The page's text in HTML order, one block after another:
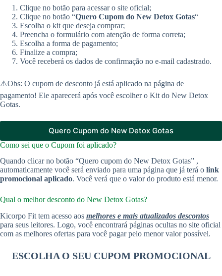
Clique no botão para acessar o site oficial;
Clique no botão “Quero Cupom do New Detox Gotas“
Escolha o kit que deseja comprar;
Preencha o formulário com atenção de forma correta;
Escolha a forma de pagamento;
Finalize a compra;
Você receberá os dados de confirmação no e-mail cadastrado.
⚠️Obs: O cupom de desconto já está aplicado na página de
pagamento! Ele aparecerá após você escolher o Kit do New Detox
Gotas.
Quero Cupom do New Detox Gotas
Como sei que o Cupom foi aplicado?
Quando clicar no botão “Quero cupom do New Detox Gotas” ,
automaticamente você será enviado para uma página que já terá o link
promocional aplicado. Você verá que o valor do produto está menor.
Qual o melhor desconto do New Detox Gotas?
Kicorpo Fit tem acesso aos melhores e mais atualizados descontos
para seus leitores. Logo, você encontrará páginas ocultas no site oficial
com as melhores ofertas para você pagar pelo menor valor possível.
ESCOLHA O SEU CUPOM PROMOCIONAL